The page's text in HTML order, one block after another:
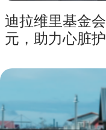
迪拉维里基金
元，助力心脏